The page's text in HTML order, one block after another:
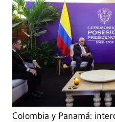
Colombia y Panamá: